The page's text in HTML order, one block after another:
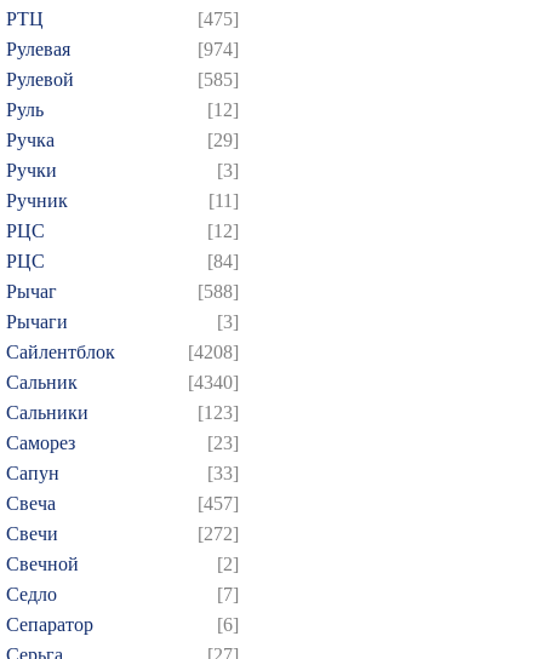
РТЦ
[475]
Рулевая
[974]
Рулевой
[585]
Руль
[12]
Ручка
[29]
Ручки
[3]
Ручник
[11]
РЦC
[12]
РЦС
[84]
Рычаг
[588]
Рычаги
[3]
Сайлентблок
[4208]
Сальник
[4340]
Сальники
[123]
Саморез
[23]
Сапун
[33]
Свеча
[457]
Свечи
[272]
Свечной
[2]
Седло
[7]
Сепаратор
[6]
Серьга
[27]